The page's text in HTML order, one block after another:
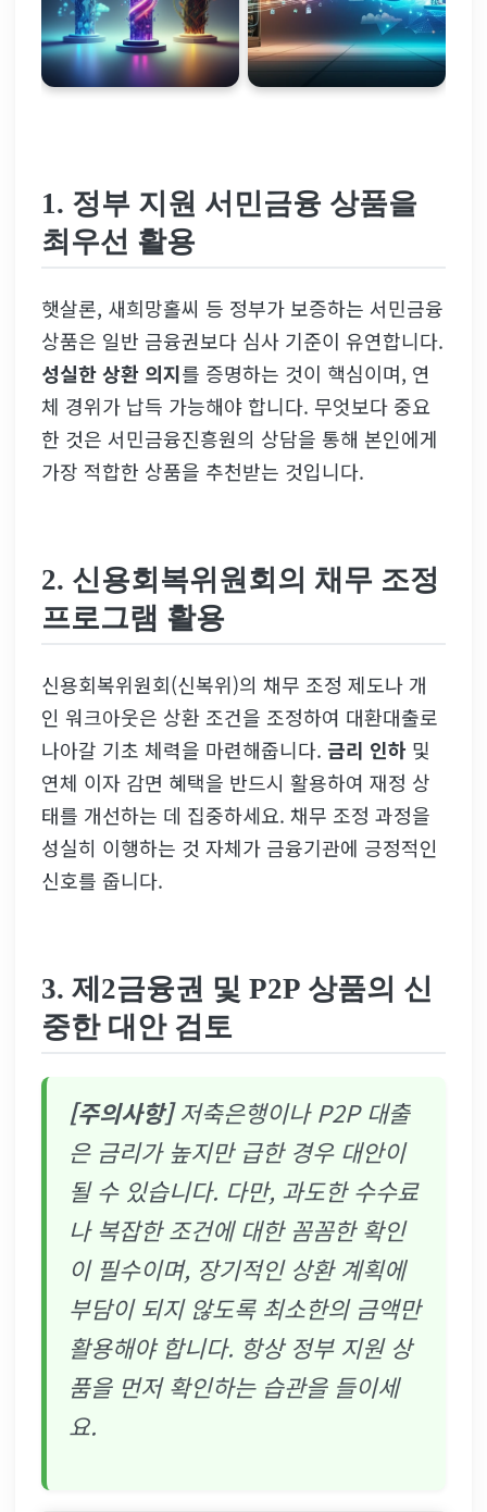
1. 정부 지원 서민금융 상품을
최우선 활용
햇살론, 새희망홀씨 등 정부가 보증하는 서민금융
상품은 일반 금융권보다 심사 기준이 유연합니다.
성실한 상환 의지를 증명하는 것이 핵심이며, 연
체 경위가 납득 가능해야 합니다. 무엇보다 중요
한 것은 서민금융진흥원의 상담을 통해 본인에게
가장 적합한 상품을 추천받는 것입니다.
2. 신용회복위원회의채무 조정
프로그램 활용
신용회복위원회(신복위)의 채무 조정 제도나 개
인 워크아웃은 상환 조건을 조정하여 대환대출로
나아갈 기초 체력을 마련해줍니다. 금리 인하 및
연체 이자 감면 혜택을 반드시 활용하여 재정 상
태를 개선하는 데 집중하세요. 채무 조정 과정을
성실히 이행하는 것 자체가 금융기관에 긍정적인
신호를 줍니다.
3. 제2금융권 및 P2P 상품의 신
중한 대안 검토
[주의사항]저축은행이나 P2P 대출
은 금리가 높지만 급한 경우 대안이
될 수 있습니다. 다만, 과도한 수수료
나 복잡한 조건에 대한 꼼꼼한 확인
이 필수이며, 장기적인 상환 계획에
부담이 되지 않도록 최소한의 금액만
활용해야 합니다. 항상 정부 지원 상
품을 먼저 확인하는 습관을 들이세
요.